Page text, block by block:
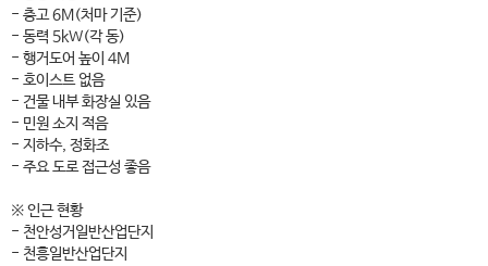
- 층고 6M(처마 기준)
- 동력 5kW(각 동)
- 행거도어 높이 4M
- 호이스트 없음
- 건물 내부 화장실 있음
- 민원 소지 적음
- 지하수, 정화조
- 주요 도로 접근성 좋음
※ 인근 현황
- 천안성거일반산업단지
- 천흥일반산업단지